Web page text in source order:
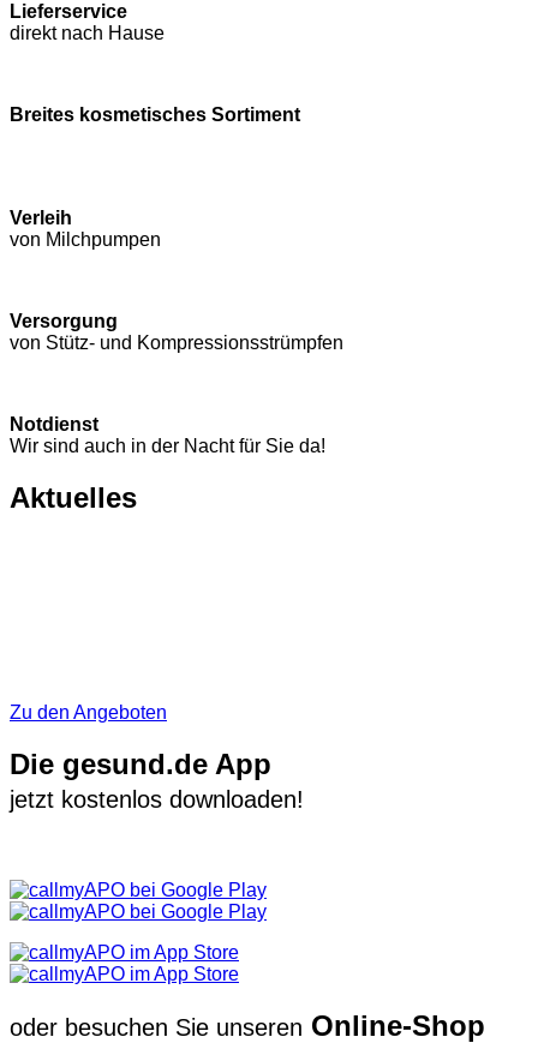
Lieferservice
direkt nach Hause
Breites kosmetisches Sortiment
Verleih
von Milchpumpen
Versorgung
von Stütz- und Kompressions­strümpfen
Notdienst
Wir sind auch in der Nacht für Sie da!
Aktuelles
Zu den Angeboten
Die gesund.de App
jetzt kostenlos downloaden!
oder besuchen Sie unseren Online-Shop